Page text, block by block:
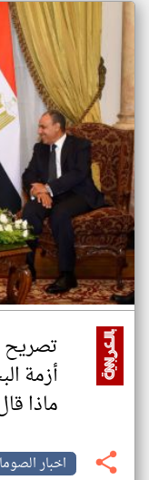
تصريح
أزمة
ماذا
اخبار